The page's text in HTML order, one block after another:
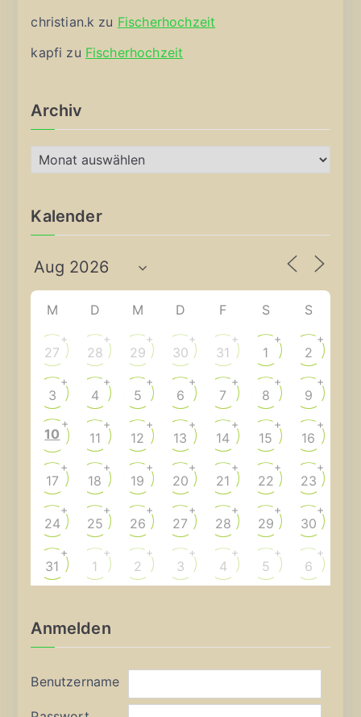
christian.k zu Fischerhochzeit
kapfi zu Fischerhochzeit
Archiv
r
h
v
Kalender
M D M D F S S
27
+
28
+
29
+
30
+
31
+
1
+
2
+
3
+
4
+
5
+
6
+
7
+
8
+
9
+
10
+
11
+
12
+
13
+
14
+
15
+
16
+
17
+
18
+
19
+
20
+
21
+
22
+
23
+
24
+
25
+
26
+
27
+
28
+
29
+
30
+
31
+
1
+
2
+
3
+
4
+
5
+
6
+
Anmelden
Benutzername